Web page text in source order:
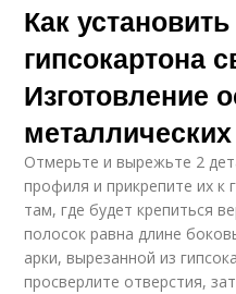
Как
гипсокартона
Изготовление
Отмерьте и вырежьте 2
профиля и прикрепите их к
там, где будет крепиться
полосок равна длине
арки, вырезанной из
просверлите отверстия,